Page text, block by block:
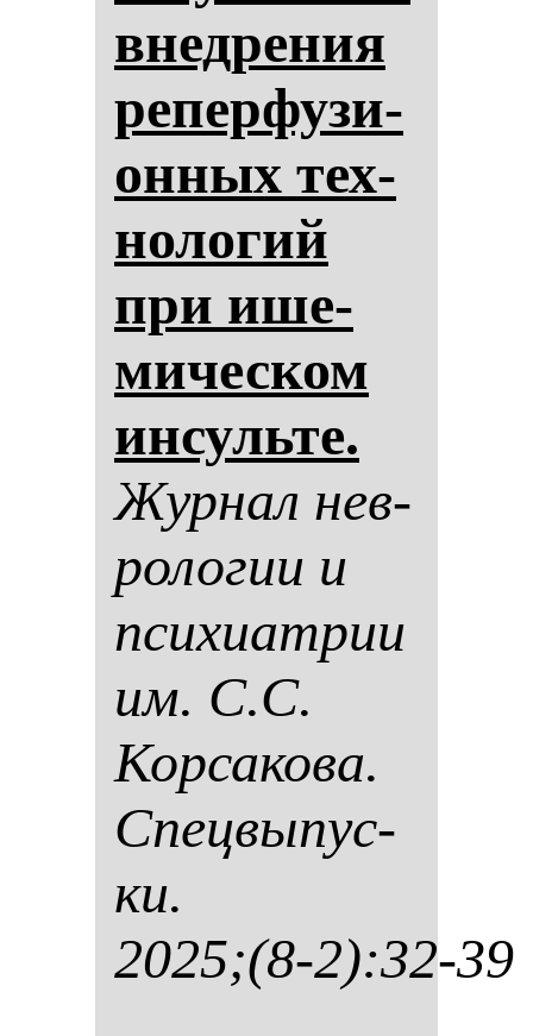
внед­ре­ния
ре­пер­фу­зи­
он­ных тех­
но­ло­гий
при ише­
ми­чес­ком
ин­суль­те.
Жур­нал нев­
ро­ло­гии и
пси­хи­ат­рии
им. С.С.
Кор­са­ко­ва.
Спец­вы­пус­
ки.
2025;(8-2):32-39